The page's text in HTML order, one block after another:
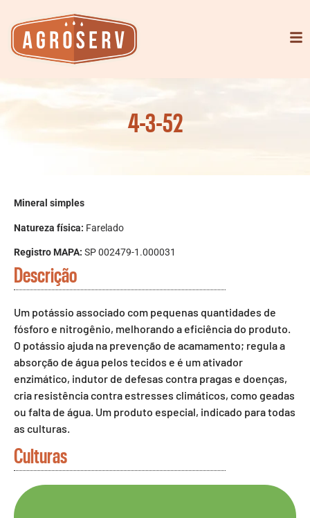
4-3-52
Mineral simples
Natureza física: Farelado
Registro MAPA: SP 002479-1.000031
Descrição
Um potássio associado com pequenas quantidades de
fósforo e nitrogênio, melhorando a eficiência do produto.
O potássio ajuda na prevenção de acamamento; regula a
absorção de água pelos tecidos e é um ativador
enzimático, indutor de defesas contra pragas e doenças,
cria resistência contra estresses climáticos, como geadas
ou falta de água. Um produto especial, indicado para todas
as culturas.
Culturas